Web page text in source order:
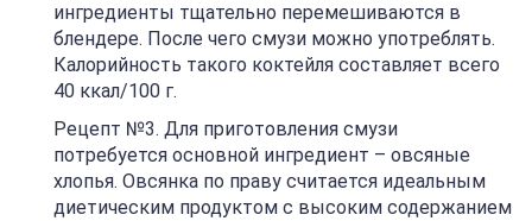
ингредиенты тщательно перемешиваются в
блендере. После чего смузи можно употреблять.
Калорийность такого коктейля составляет всего
40 ккал/100 г.
Рецепт №3. Для приготовления смузи
потребуется основной ингредиент – овсяные
хлопья. Овсянка по праву считается идеальным
диетическим продуктом с высоким содержанием